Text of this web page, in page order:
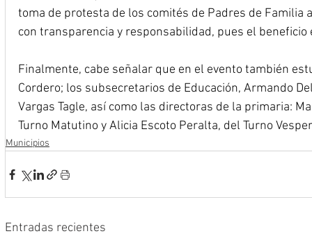
toma de protesta de los comités de Padres de Familia
con transparencia y responsabilidad, pues el beneficio
Finalmente, cabe señalar que en el evento también
Cordero; los subsecretarios de Educación, Armando
Vargas Tagle, así como las directoras de la primaria:
Turno Matutino y Alicia Escoto Peralta, del Turno
Municipios
Entradas recientes